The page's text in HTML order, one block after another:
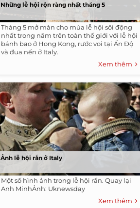
Những lễ hội rộn ràng nhất tháng 5
Tháng 5 mở màn cho mùa lễ hội sôi động
nhất trong năm trên toàn thế giới với lễ hội
bánh bao ở Hong Kong, rước voi tại Ấn Độ
và đua nến ở Italy.
Xem thêm
Ảnh lễ hội rắn ở Italy
Một số hình ảnh trong lễ hội rắn. Quay lại
Anh MinhẢnh: Uknewsday
Xem thêm